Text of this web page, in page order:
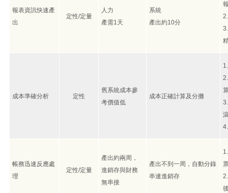
報表資訊快速產
出
定性/定量
人力
產需1天
系統
產出約10分
成本準確分析 定性
舊系統成本參
考價值低
成本正確計算及分攤
帳務迅速反應處
理
定性/定量
產出約兩周，
進銷存與財務
無串接
產出不到一周，自動分錄
串連進銷存